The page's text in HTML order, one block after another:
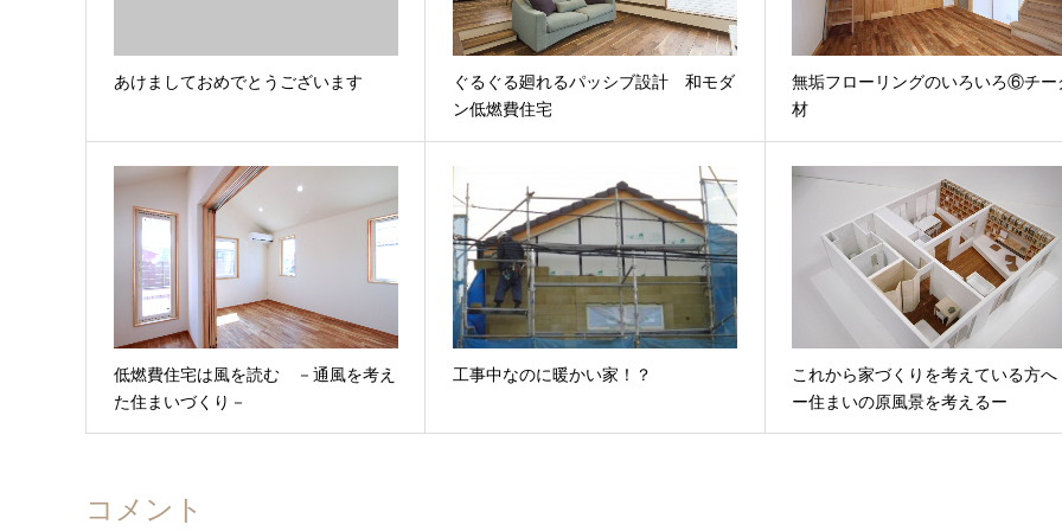
あけましておめでとうございます
ぐるぐる廻れるパッシブ設計 和モダ
ン低燃費住宅
無垢フローリングのいろいろ⑥チー
材
低燃費住宅は風を読む －通風を考え
た住まいづくり－
工事中なのに暖かい家！？
これから家づくりを考えている方
ー住まいの原風景を考えるー
コメント